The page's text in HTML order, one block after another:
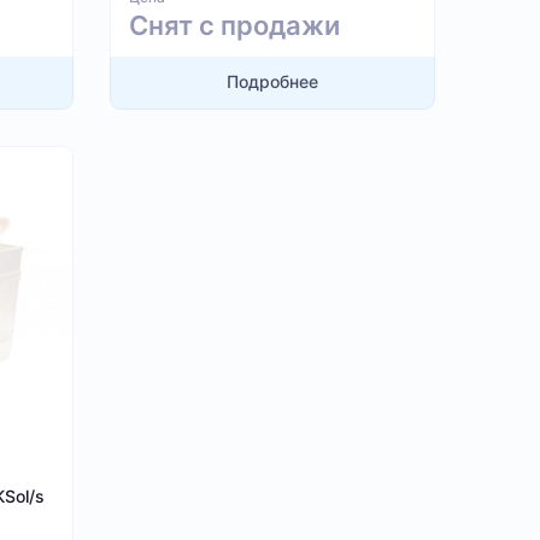
Снят с продажи
Подробнее
s